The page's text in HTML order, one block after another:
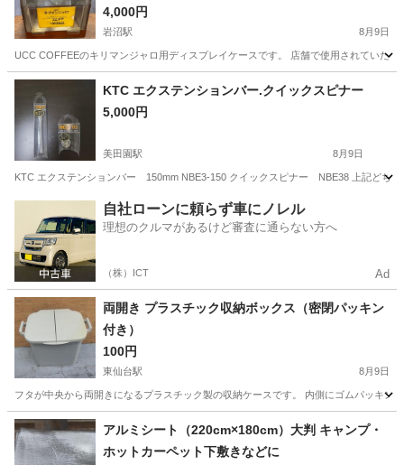
4,000円
岩沼駅 8月9日
UCC COFFEEのキリマンジャロ用ディスプレイケースです。 店舗で使用されていた
宮城 岩沼市 コーヒー豆
KTC エクステンションバー.クイックスピナー
5,000円
美田園駅 8月9日
KTC エクステンションバー 150mm NBE3-150 クイックスピナー NBE38 上記どち
美田園駅 その他 KTC
自社ローンに頼らず車にノレル
理想のクルマがあるけど審査に通らない方へ
（株）ICT Ad
​両開き プラスチック収納ボックス（密閉パッキン
付き）
100円
東仙台駅 8月9日
フタが中央から両開きになるプラスチック製の収納ケースです。 内側にゴムパッキ
宮城 仙台市 その他
アルミシート（220cm×180cm）大判 キャンプ・
ホットカーペット下敷きなどに